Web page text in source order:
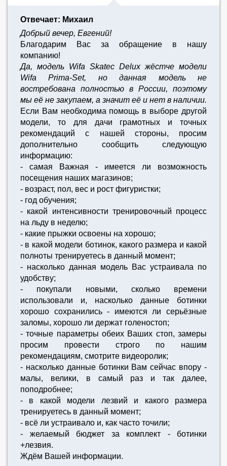
Отвечает: Михаил
Добрый вечер, Евгений!
Благодарим Вас за обращение в нашу
компанию!
Да, модель Wifa Skatec Delux жёстче модели
Wifa Prima-Set, но данная модель не
востребована полностью в России, поэтому
мы её не закупаем, а значит её и нет в наличии.
Если Вам необходима помощь в выборе другой
модели, то для дачи грамотных и точных
рекомендаций с нашей стороны, просим
дополнительно сообщить следующую
информацию:
- самая Важная - имеется ли возможность
посещения наших магазинов;
- возраст, пол, вес и рост фигуристки;
- год обучения;
- какой интенсивности тренировочный процесс
на льду в неделю;
- какие прыжки освоены на хорошо;
- в какой модели ботинок, какого размера и какой
полноты тренируетесь в данный момент;
- насколько данная модель Вас устраивала по
удобству;
- покупали новыми, сколько времени
использовали и, насколько данные ботинки
хорошо сохранились - имеются ли серьёзные
заломы, хорошо ли держат голеностоп;
- точные параметры обеих Ваших стоп, замеры
просим провести строго по нашим
рекомендациям, смотрите видеоролик;
- насколько данные ботинки Вам сейчас впору -
малы, велики, в самый раз и так далее,
поподробнее;
- в какой модели лезвий и какого размера
тренируетесь в данный момент;
- всё ли устраивало и, как часто точили;
- желаемый бюджет за комплект - ботинки
+лезвия.
Ждём Вашей информации.